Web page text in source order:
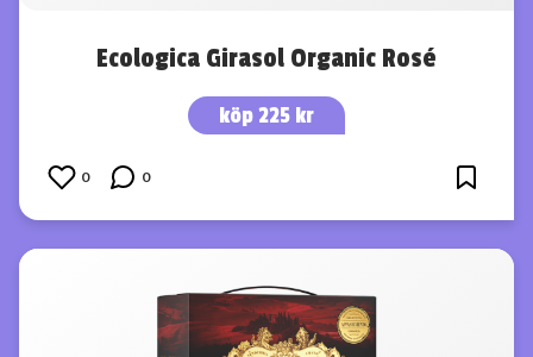
Ecologica Girasol Organic Rosé
köp 225 kr
0 0